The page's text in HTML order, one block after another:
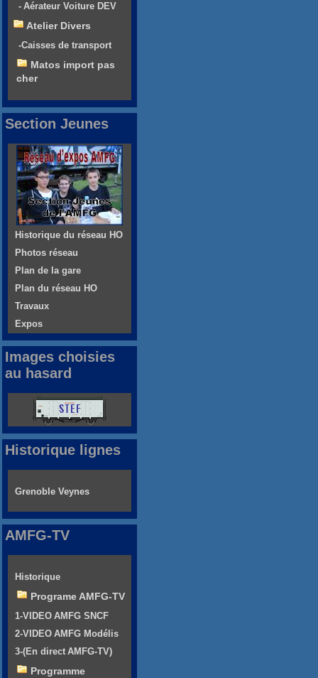
- Aérateur Voiture DEV
Atelier Divers
-Caisses de transport
Matos import pas
cher
Section Jeunes
Historique du réseau HO
Photos réseau
Plan de la gare
Plan du réseau HO
Travaux
Expos
Images choisies
au hasard
Historique lignes
Grenoble Veynes
AMFG-TV
Historique
Programe AMFG-TV
1-VIDEO AMFG SNCF
2-VIDEO AMFG Modélis
3-(En direct AMFG-TV)
Programme